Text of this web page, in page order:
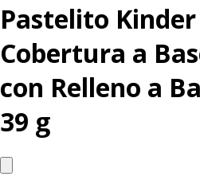
Pastelito
Cobertura a
con Relleno a
39 g